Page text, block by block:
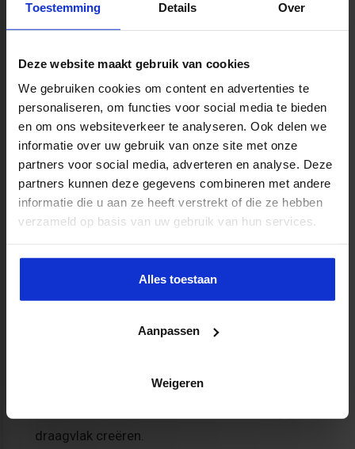
Toestemming Details Over
Deze website maakt gebruik van cookies
We gebruiken cookies om content en advertenties te
personaliseren, om functies voor social media te bieden
en om ons websiteverkeer te analyseren. Ook delen we
informatie over uw gebruik van onze site met onze
partners voor social media, adverteren en analyse. Deze
partners kunnen deze gegevens combineren met andere
informatie die u aan ze heeft verstrekt of die ze hebben
verzameld op basis van uw gebruik van hun services.
Alles toestaan
Aanpassen
Weigeren
per school verschillen. Je werkt met een duidelijk
schoolbeleid, inspectiekaders en een professionele
standaard. Een IB’er heeft meestal minstens een hbo-
diploma (minimaal PABO) en vaak aanvullende scholing,
Vaardigheden die het verschil maken
Analyserend vermogen– van LVS-data naar
effectieve instructie.
draagvlak creëren.